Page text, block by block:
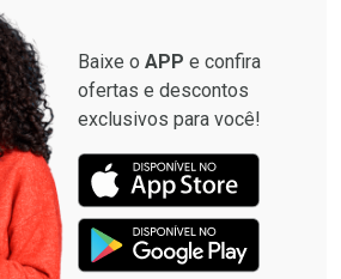
Baixe o APP e confira
ofertas e descontos
exclusivos para você!